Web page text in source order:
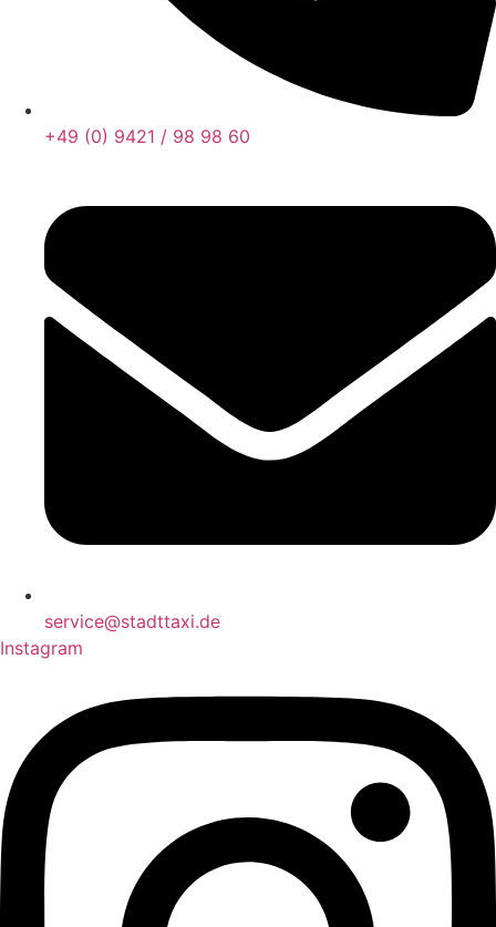
+49 (0) 9421 / 98 98 60
service@stadttaxi.de
Instagram